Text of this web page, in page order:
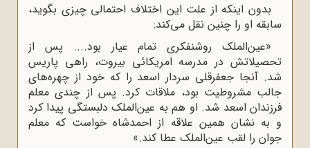
بدون اینکه از علت این اختلاف احتمالى چیزى بگوید،
سابقه او را چنین نقل مى‌کند:
«عین‌الملک روشنفکرى تمام عیار بود.... پس از
تحصیلاتش در مدرسه امریکائى بیروت، راهى پاریس
شد. آنجا جعفرقلى سردار اسعد را که خود از چهره‌هاى
جالب مشروطیت بود، ملاقات کرد. پس از چندى معلم
فرزندان اسعد شد. او هم به عین‌الملک دلبستگى پیدا کرد
و به نشان همین علاقه از احمدشاه خواست که معلم
جوان را لقب عین‌الملک عطا کند.»